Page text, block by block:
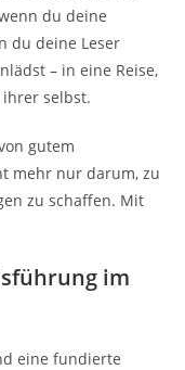
du deine
du deine Leser
– in eine Reise,
ihrer selbst.
gutem
mehr nur darum, zu
zu schaffen. Mit
im
eine fundierte